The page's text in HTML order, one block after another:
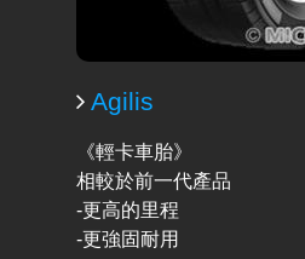
Agilis
《輕卡車胎》
相較於前一代產品
-更高的里程
-更強固耐用